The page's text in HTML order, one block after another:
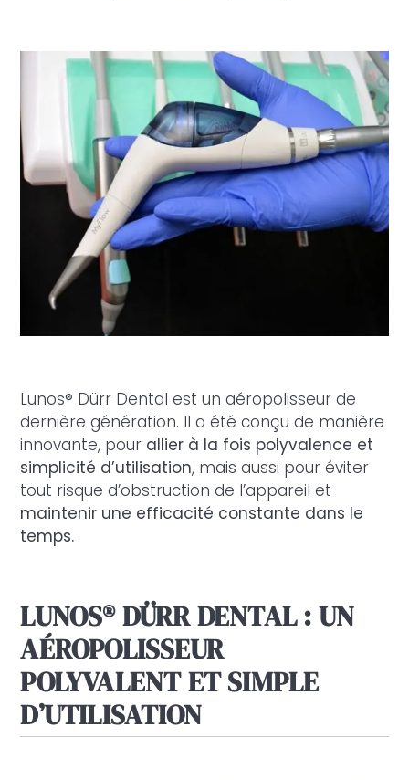
Lunos® Dürr Dental est un aéropolisseur de
dernière génération. Il a été conçu de manière
innovante, pour allier à la fois polyvalence et
simplicité d’utilisation, mais aussi pour éviter
tout risque d’obstruction de l’appareil et
maintenir une efficacité constante dans le
temps.
LUNOS®DÜRR DENTAL : UN
AÉROPOLISSEUR
POLYVALENT ET SIMPLE
D’UTILISATION